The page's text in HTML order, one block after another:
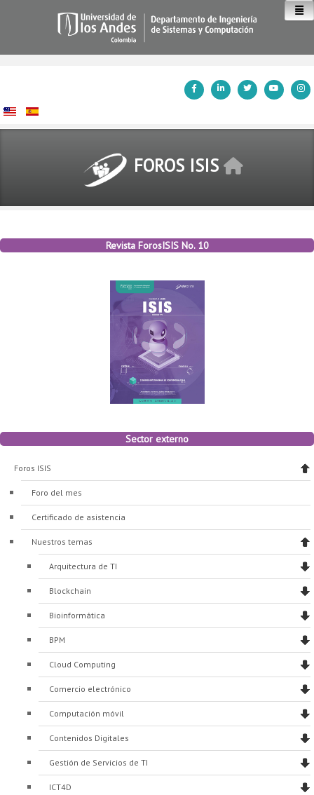
FOROS ISIS
Revista ForosISIS No. 10
Sector externo
Foros ISIS
Foro del mes
Certificado de asistencia
Nuestros temas
Arquitectura de TI
Blockchain
Bioinformática
BPM
Cloud Computing
Comercio electrónico
Computación móvil
Contenidos Digitales
Gestión de Servicios de TI
ICT4D